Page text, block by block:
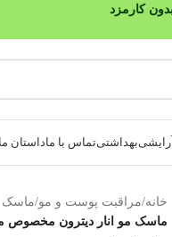
آرایشیبهداشتیتماس با ماداستان ما
خانه/مراقبت پوست و مو/ماسک
ماسک مو انار دیترون مخصوص موهای